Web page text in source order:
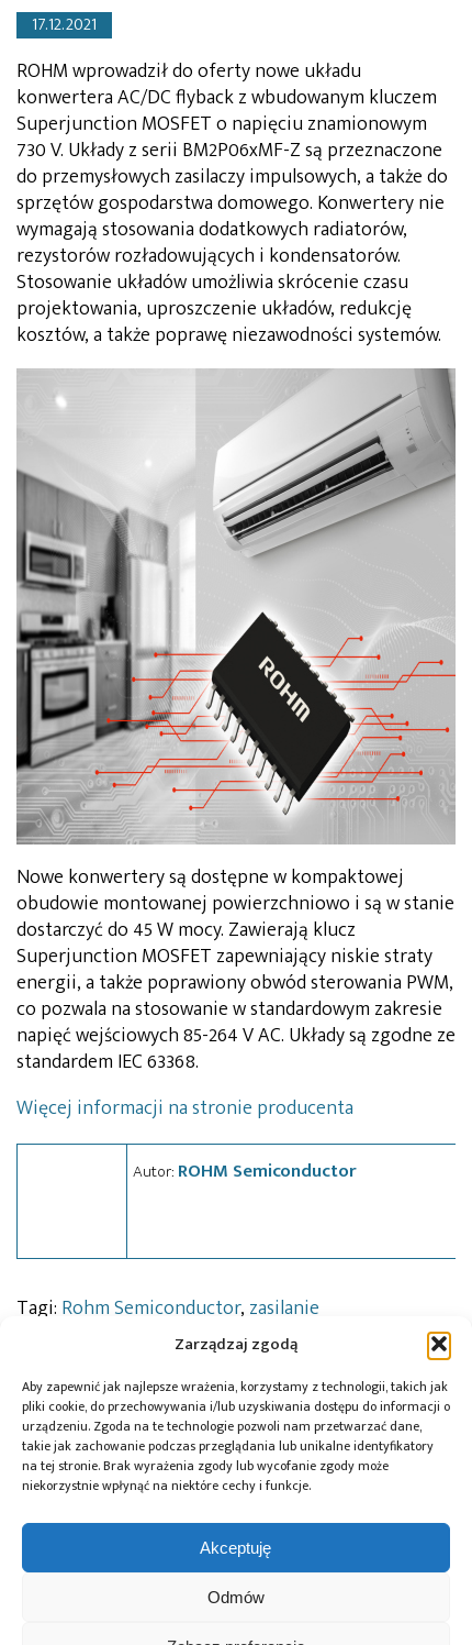
Zarządzaj zgodą
Aby zapewnić jak najlepsze wrażenia, korzystamy z technologii, takich jak
pliki cookie, do przechowywania i/lub uzyskiwania dostępu do informacji o
urządzeniu. Zgoda na te technologie pozwoli nam przetwarzać dane,
takie jak zachowanie podczas przeglądania lub unikalne identyfikatory
na tej stronie. Brak wyrażenia zgody lub wycofanie zgody może
niekorzystnie wpłynąć na niektóre cechy i funkcje.
Akceptuję
Odmów
17.12.2021
ROHM wprowadził do oferty nowe układu
konwertera AC/DC flyback z wbudowanym kluczem
Superjunction MOSFET o napięciu znamionowym
730 V. Układy z serii BM2P06xMF-Z są przeznaczone
do przemysłowych zasilaczy impulsowych, a także do
sprzętów gospodarstwa domowego. Konwertery nie
wymagają stosowania dodatkowych radiatorów,
rezystorów rozładowujących i kondensatorów.
Stosowanie układów umożliwia skrócenie czasu
projektowania, uproszczenie układów, redukcję
kosztów, a także poprawę niezawodności systemów.
Nowe konwertery są dostępne w kompaktowej
obudowie montowanej powierzchniowo i są w stanie
dostarczyć do 45 W mocy. Zawierają klucz
Superjunction MOSFET zapewniający niskie straty
energii, a także poprawiony obwód sterowania PWM,
co pozwala na stosowanie w standardowym zakresie
napięć wejściowych 85-264 V AC. Układy są zgodne ze
standardem IEC 63368.
Więcej informacji na stronie producenta
Autor: ROHM Semiconductor
Tagi: Rohm Semiconductor, zasilanie
Przeczytaj również:
Association
Microchip i Micron
architekturę
pamięci masowej